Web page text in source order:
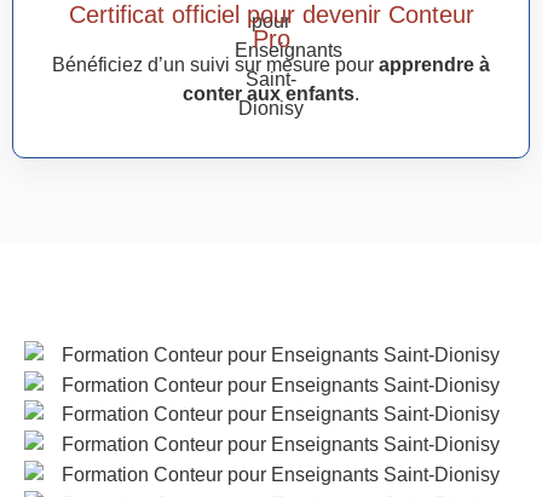
Certificat officiel pour devenir Conteur
Pro
Bénéficiez d’un suivi sur mesure pour apprendre à
conter aux enfants.